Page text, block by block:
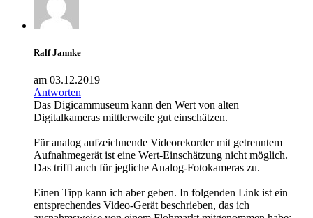
Ralf Jannke
am 03.12.2019
Antworten
Das Digicammuseum kann den Wert von alten
Digitalkameras mittlerweile gut einschätzen.
Für analog aufzeichnende Videorekorder mit getrenntem
Aufnahmegerät ist eine Wert-Einschätzung nicht möglich.
Das trifft auch für jegliche Analog-Fotokameras zu.
Einen Tipp kann ich aber geben. In folgenden Link ist ein
entsprechendes Video-Gerät beschrieben, das ich